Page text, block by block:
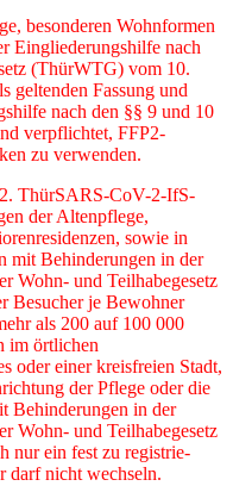
besonderen Wohnformen
Eingliederungshilfe nach
(ThürWTG) vom 10.
geltenden Fassung und
nach den §§ 9 und 10
verpflichtet, FFP2-
zu verwenden.
ThürSARS-CoV-2-IfS-
der Altenpflege,
sowie in
mit Behinderungen in der
Wohn- und Teilhabegesetz
Besucher je Bewohner
als 200 auf 100 000
im örtlichen
oder einer kreis­freien Stadt,
der Pflege oder die
Behinderungen in der
Wohn- und Teilhabegesetz
nur ein fest zu registrie­
darf nicht wechseln.